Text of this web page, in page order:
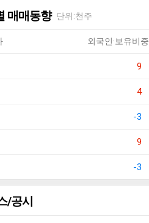
매매동향 단위:천주
외국인·보유비중
9
4
-3
9
-3
/공시